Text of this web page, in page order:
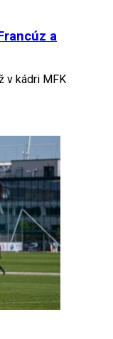
a
v kádri MFK